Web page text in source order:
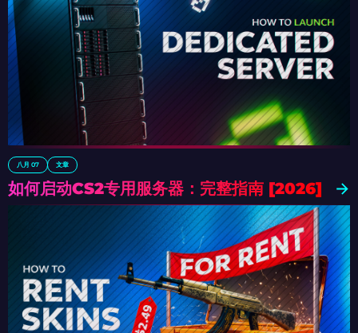
八月 07 文章
如何启动CS2专用服务器：完整指南 [2026]